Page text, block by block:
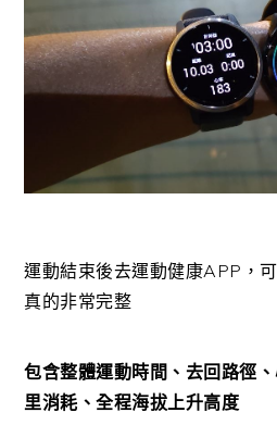
運動結束後去運動健康APP，
真的非常完整
包含整體運動時間、去回路徑
里消耗、全程海拔上升高度